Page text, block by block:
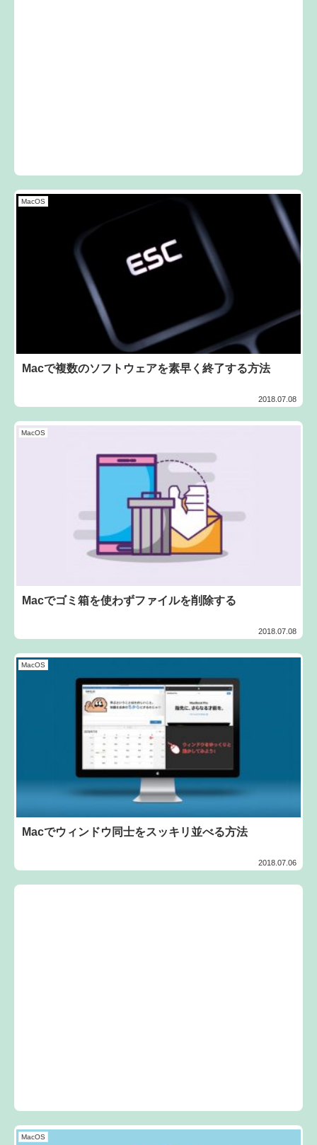
MacOS
Macで複数のソフトウェアを素早く終了する方法
2018.07.08
MacOS
Macでゴミ箱を使わずファイルを削除する
2018.07.08
MacOS
Macでウィンドウ同士をスッキリ並べる方法
2018.07.06
MacOS